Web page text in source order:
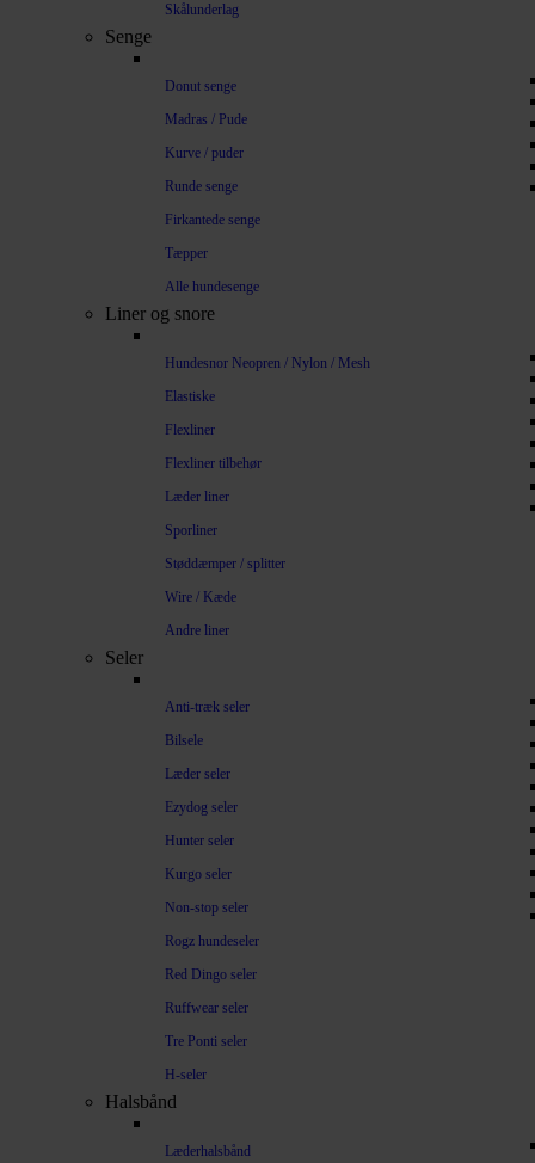
Skålunderlag
Senge
Donut senge
Madras / Pude
Kurve / puder
Runde senge
Firkantede senge
Tæpper
Alle hundesenge
Liner og snore
Hundesnor Neopren / Nylon / Mesh
Elastiske
Flexliner
Flexliner tilbehør
Læder liner
Sporliner
Støddæmper / splitter
Wire / Kæde
Andre liner
Seler
Anti-træk seler
Bilsele
Læder seler
Ezydog seler
Hunter seler
Kurgo seler
Non-stop seler
Rogz hundeseler
Red Dingo seler
Ruffwear seler
Tre Ponti seler
H-seler
Halsbånd
Læderhalsbånd